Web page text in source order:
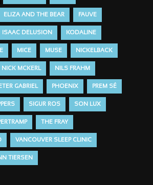
ELIZA AND THE BEAR FAUVE
ISAAC DELUSION KODALINE
MICE MUSE NICKELBACK
NICK MCKERL NILS FRAHM
GABRIEL PHOENIX PREM SÉ
SIGUR ROS SON LUX
THE FRAY
VANCOUVER SLEEP CLINIC
TIERSEN